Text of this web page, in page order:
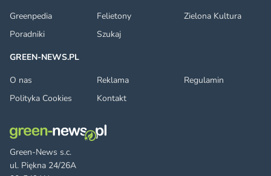
Green-News s.c.
ul. Piękna 24/26A
Greenpedia
Felietony
Zielona Kultura
Poradniki
Szukaj
GREEN-NEWS.PL
O nas
Reklama
Regulamin
Polityka Cookies
Kontakt